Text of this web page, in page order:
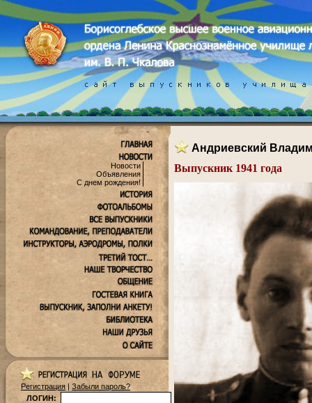
Новости
Объявления
С днем рождения!
Регистрация | Забыли пароль?
ЛОГИН:
Андриевский
Выпускник 1941 года